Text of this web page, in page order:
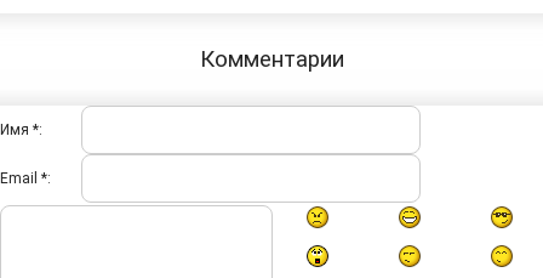
Комментарии
Имя *:
Email *: